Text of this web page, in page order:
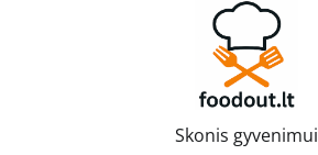
Skonis gyvenimui